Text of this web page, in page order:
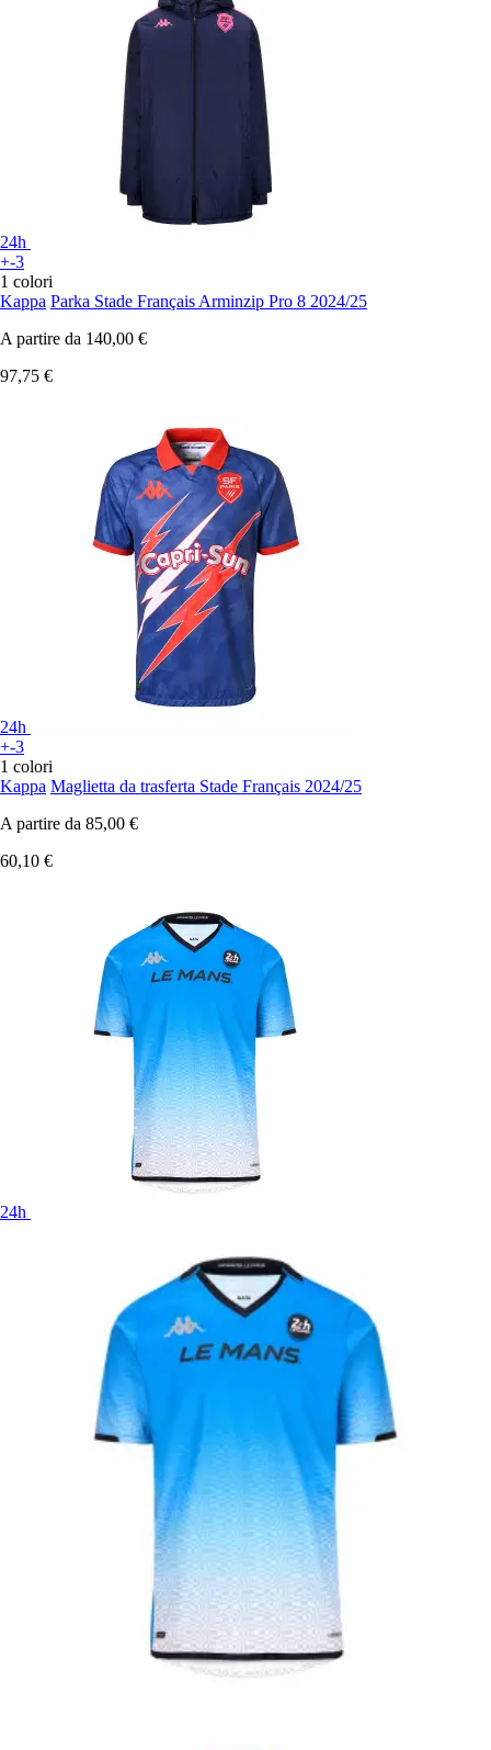
24h
+-3
1 colori
Kappa Parka Stade Français Arminzip Pro 8 2024/25
A partire da 140,00 €
97,75 €
24h
+-3
1 colori
Kappa Maglietta da trasferta Stade Français 2024/25
A partire da 85,00 €
60,10 €
24h